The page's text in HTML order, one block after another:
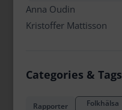
Anna Oudin
Kristoffer Mattisson
Categories & Tags
Rapporter Folkhälsa